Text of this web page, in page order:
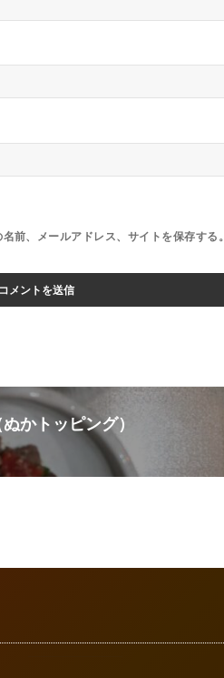
前、メールアドレス、サイトを保存する。
かトッピング）